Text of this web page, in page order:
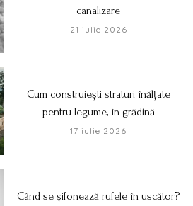
canalizare
21 iulie 2026
Cum construiești straturi înălțate
pentru legume, în grădină
17 iulie 2026
Când se șifonează rufele în uscător?